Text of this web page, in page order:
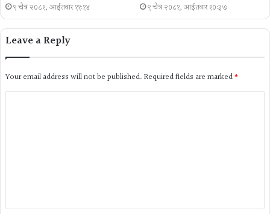
९ चैत्र २०८१, आईतवार ११:१४ ९ चैत्र २०८१, आईतवार १०:३७
Leave a Reply
Your email address will not be published. Required fields are marked*